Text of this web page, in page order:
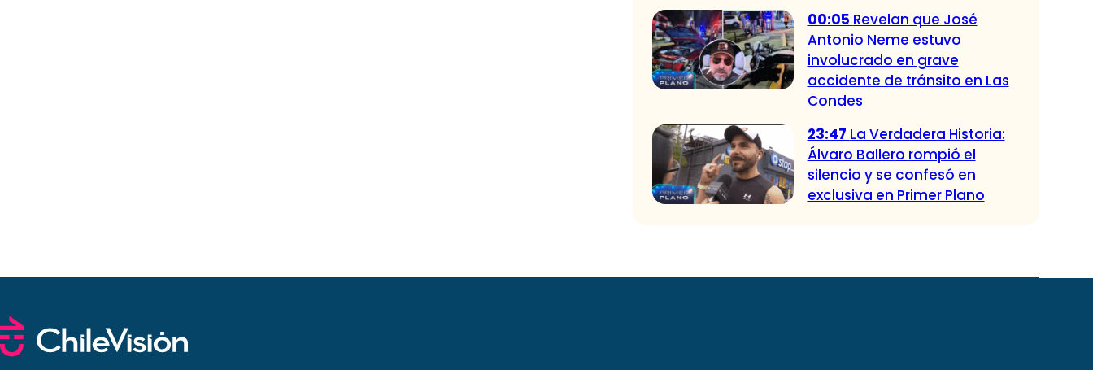
00:05 Revelan que José
Antonio Neme estuvo
involucrado en grave
accidente de tránsito en Las
Condes
23:47 La Verdadera Historia:
Álvaro Ballero rompió el
silencio y se confesó en
exclusiva en Primer Plano